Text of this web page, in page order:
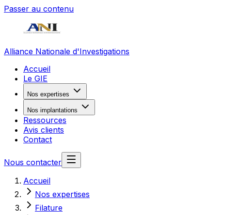
Passer au contenu
Alliance Nationale d'Investigations
Accueil
Le GIE
Nos expertises
Nos implantations
Ressources
Avis clients
Contact
Nous contacter
Accueil
Nos expertises
Filature